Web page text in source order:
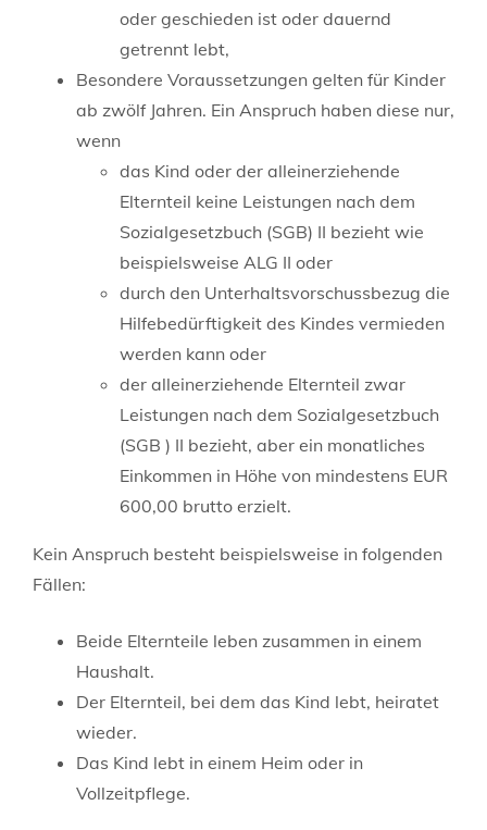
oder geschieden ist oder dauernd
getrennt lebt,
Besondere Voraussetzungen gelten für Kinder
ab zwölf Jahren. Ein Anspruch haben diese nur,
wenn
das Kind oder der alleinerziehende
Elternteil keine Leistungen nach dem
Sozialgesetzbuch (SGB) II bezieht wie
beispielsweise ALG II oder
durch den Unterhaltsvorschussbezug die
Hilfebedürftigkeit des Kindes vermieden
werden kann oder
der alleinerziehende Elternteil zwar
Leistungen nach dem Sozialgesetzbuch
(SGB ) II bezieht, aber ein monatliches
Einkommen in Höhe von mindestens EUR
600,00 brutto erzielt.
Kein Anspruch besteht beispielsweise in folgenden
Fällen:
Beide Elternteile leben zusammen in einem
Haushalt.
Der Elternteil, bei dem das Kind lebt, heiratet
wieder.
Das Kind lebt in einem Heim oder in
Vollzeitpflege.